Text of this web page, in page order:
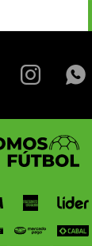
 